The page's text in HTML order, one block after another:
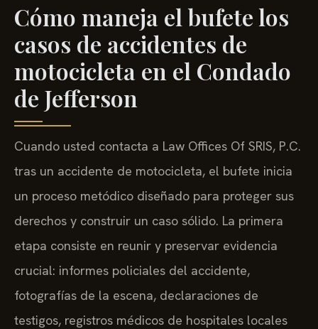
Cómo maneja el bufete los
casos de accidentes de
motocicleta en el Condado
de Jefferson
Cuando usted contacta a Law Offices Of SRIS, P.C.
tras un accidente de motocicleta, el bufete inicia
un proceso metódico diseñado para proteger sus
derechos y construir un caso sólido. La primera
etapa consiste en reunir y preservar evidencia
crucial: informes policiales del accidente,
fotografías de la escena, declaraciones de
testigos, registros médicos de hospitales locales